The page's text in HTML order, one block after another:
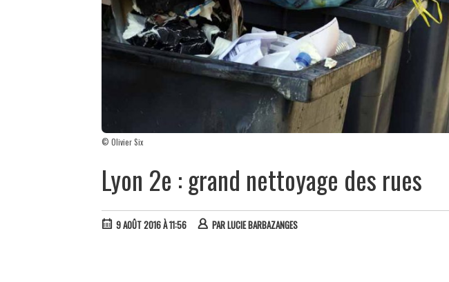
© Olivier Six
Lyon 2e : grand nettoyage des rues
9 AOÛT 2016 À 11:56 PARLUCIE BARBAZANGES